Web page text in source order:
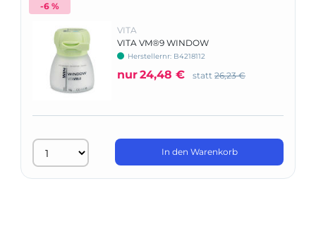
-6 %
VITA
VITA VM®9 WINDOW
Herstellernr: B4218112
nur24,48 € statt 26,23 €
In den Warenkorb